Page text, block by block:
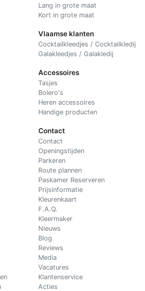
Lang in grote maat
Kort in grote maat
Vlaamse klanten
Cocktailkleedjes / Cocktailkledij
Galakleedjes / Galakledij
Accessoires
Tasjes
Bolero's
Heren accessoires
Handige producten
Contact
Contact
Openingstijden
Parkeren
Route plannen
Paskamer Reserveren
Prijsinformatie
Kleurenkaart
F.A.Q.
Kleermaker
Nieuws
Blog
Reviews
Media
Vacatures
Klantenservice
Acties